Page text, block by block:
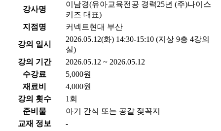
강사명
이남경(유아교육전공 경력25년 (주)나이스
키즈 대표)
지점명
커넥트현대 부산
강의 일시
2026.05.12(화) 14:30-15:10 (지상 9층 4강의
실)
강의 기간
2026.05.12 ~ 2026.05.12
수강료
5,000원
재료비
4,000원
강의 횟수
1회
준비물
아기 간식 또는 공갈 젖꼭지
교재 정보
-